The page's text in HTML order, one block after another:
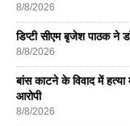
8/8/2026
डिप्टी सीएम बृजेश पाठक ने
8/8/2026
बांस काटने के विवाद में हत्या
आरोपी
8/8/2026